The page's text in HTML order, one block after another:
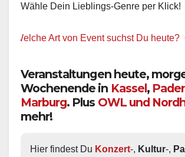
Wähle Dein Lieblings-Genre per Klick!
Art von Event suchst Du heute? + + +
Veranstaltungen heute,
Wochenende in Kassel,
Marburg. Plus OWL und
mehr!
Hier findest Du Konzert-, Kultur-,